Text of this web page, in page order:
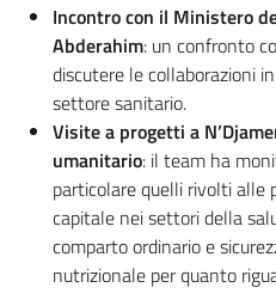
Incontro con il Ministero
Abderahim: un confronto
discutere le collaborazioni
settore sanitario.
Visite a progetti a
umanitario: il team ha
particolare quelli rivolti alle
capitale nei settori della
comparto ordinario e
nutrizionale per quanto